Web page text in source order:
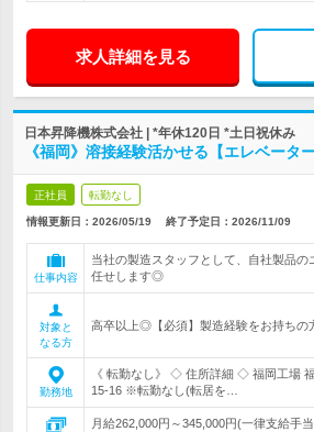
求人詳細を見る
日本昇降機株式会社 | *年休120日 *土日祝休み
《福岡》溶接経験活かせる【エレベータ
正社員 転勤なし
情報更新日：2026/05/19 終了予定日： 2026/11/09
仕事内容
当社の製造スタッフとして、自社製品の
任せします◎
対象と
なる方
高卒以上◎【必須】製造経験をお持ちの
勤務地
《 転勤なし》 ◇ 住所詳細 ◇ 福岡工場
15-16 ※転勤なし(転居を…
月給262,000円～345,000円(一律支給手